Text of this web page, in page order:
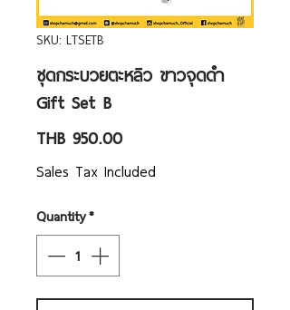
SKU: LTSETB
ชุดกระบวยตะหลิว ขาวจุดดำ
Gift Set B
THB 950.00Price
Sales Tax Included
Quantity*